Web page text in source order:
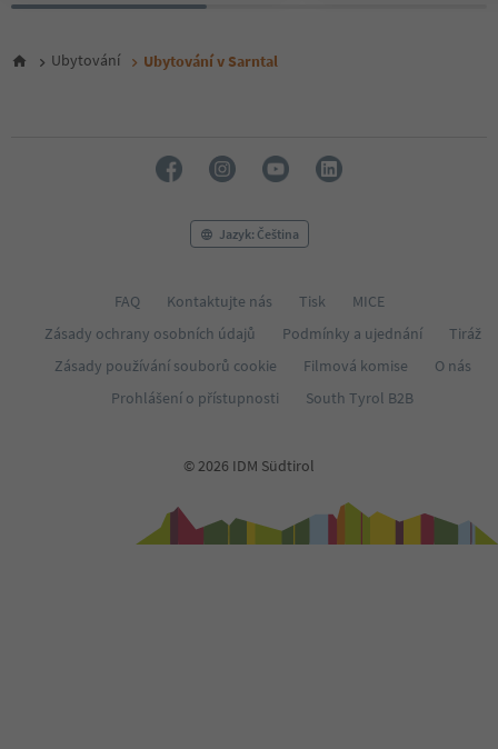
Ubytování Ubytování v Sarntal
Jazyk: Čeština
FAQ Kontaktujte nás Tisk
MICE
Zásady ochrany osobních údajů
Podmínky a ujednání
Tiráž
Zásady používání souborů cookie
Filmová komise
O nás
Prohlášení o přístupnosti
South Tyrol B2B
© 2026 IDM Südtirol